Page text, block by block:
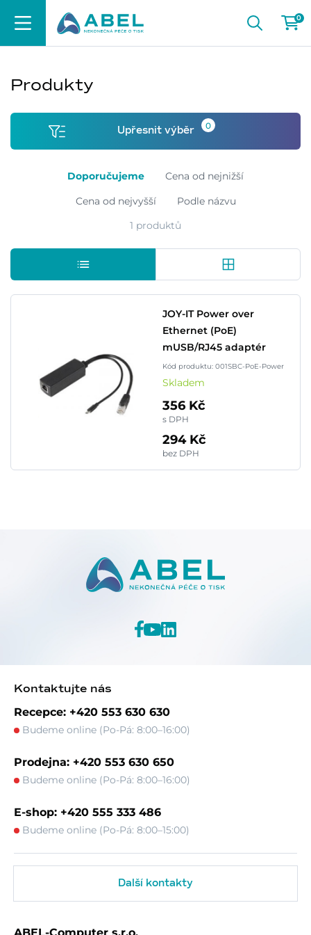
0
Produkty
Upřesnit výběr 0
Doporučujeme
Cena od nejnižší
Cena od nejvyšší
Podle názvu
1 produktů
JOY-IT Power over
Ethernet (PoE)
mUSB/RJ45 adaptér
Kód produktu: 001SBC-PoE-Power
Skladem
356 Kč
s DPH
294 Kč
bez DPH
Kontaktujte nás
Recepce: +420 553 630 630
Budeme online (Po-Pá: 8:00–16:00)
Prodejna: +420 553 630 650
Budeme online (Po-Pá: 8:00–16:00)
E-shop: +420 555 333 486
Budeme online (Po-Pá: 8:00–15:00)
Další kontakty